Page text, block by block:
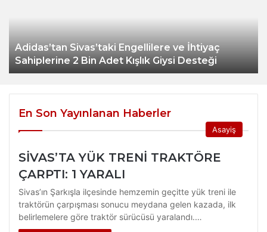
Adidas’tan Sivas’taki Engellilere ve İhtiyaç
Sahiplerine 2 Bin Adet Kışlık Giysi Desteği
En Son Yayınlanan Haberler
Asayiş
SİVAS’TA YÜK TRENİ TRAKTÖRE
ÇARPTI: 1 YARALI
Sivas’ın Şarkışla ilçesinde hemzemin geçitte yük treni ile
traktörün çarpışması sonucu meydana gelen kazada, ilk
belirlemelere göre traktör sürücüsü yaralandı.…